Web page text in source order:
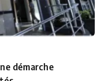
démarche